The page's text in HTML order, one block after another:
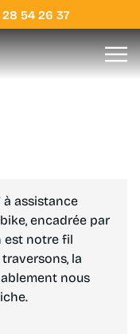
28 54 26 37
Massif
à assistance
encadrée par
est notre fil
la
nous